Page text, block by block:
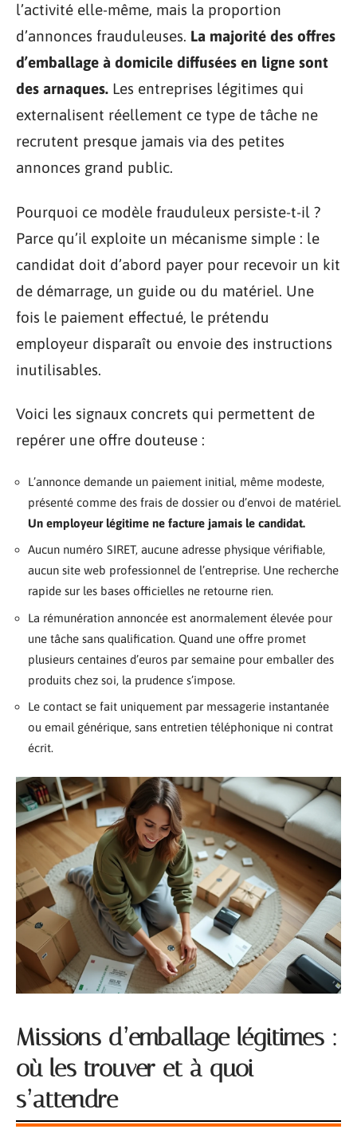
l’activité elle-même, mais la proportion
d’annonces frauduleuses. La majorité des offres
d’emballage à domicile diffusées en ligne sont
des arnaques. Les entreprises légitimes qui
externalisent réellement ce type de tâche ne
recrutent presque jamais via des petites
annonces grand public.
Pourquoi ce modèle frauduleux persiste-t-il ?
Parce qu’il exploite un mécanisme simple : le
candidat doit d’abord payer pour recevoir un kit
de démarrage, un guide ou du matériel. Une
fois le paiement effectué, le prétendu
employeur disparaît ou envoie des instructions
inutilisables.
Voici les signaux concrets qui permettent de
repérer une offre douteuse :
L’annonce demande un paiement initial, même modeste,
présenté comme des frais de dossier ou d’envoi de matériel.
Un employeur légitime ne facture jamais le candidat.
Aucun numéro SIRET, aucune adresse physique vérifiable,
aucun site web professionnel de l’entreprise. Une recherche
rapide sur les bases officielles ne retourne rien.
La rémunération annoncée est anormalement élevée pour
une tâche sans qualification. Quand une offre promet
plusieurs centaines d’euros par semaine pour emballer des
produits chez soi, la prudence s’impose.
Le contact se fait uniquement par messagerie instantanée
ou email générique, sans entretien téléphonique ni contrat
écrit.
Missions d’emballage légitimes :
où les trouver et à quoi
s’attendre